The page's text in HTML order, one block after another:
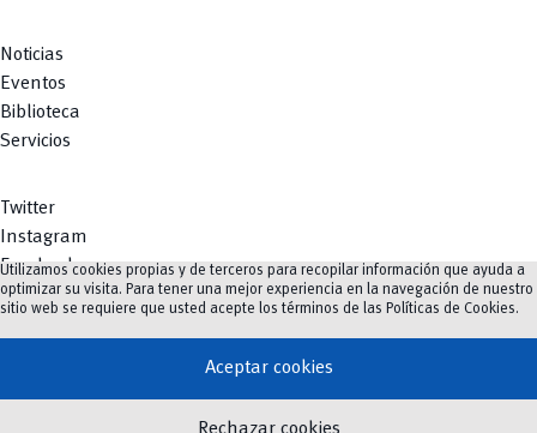
Noticias
Eventos
Biblioteca
Servicios
Twitter
Instagram
Facebook
Youtube
vertical_align_top
Utilizamos cookies propias y de terceros para recopilar información que ayuda a
optimizar su visita. Para tener una mejor experiencia en la navegación de nuestro
sitio web se requiere que usted acepte los términos de las Políticas de Cookies.
Aceptar cookies